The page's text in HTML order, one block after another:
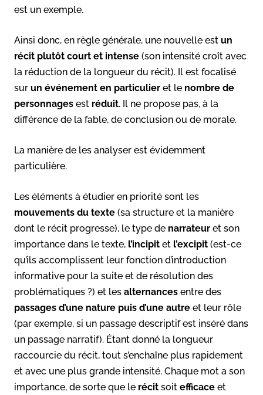
est un exemple.
Ainsi donc, en règle générale, une nouvelle est un
récit plutôt court et intense (son intensité croît avec
la réduction de la longueur du récit). Il est focalisé
sur un événement en particulier et le nombre de
personnages est réduit. Il ne propose pas, à la
différence de la fable, de conclusion ou de morale.
La manière de les analyser est évidemment
particulière.
Les éléments à étudier en priorité sont les
mouvements du texte (sa structure et la manière
dont le récit progresse), le type de narrateur et son
importance dans le texte, l’incipit et l’excipit (est-ce
qu’ils accomplissent leur fonction d’introduction
informative pour la suite et de résolution des
problématiques ?) et les alternances entre des
passages d’une nature puis d’une autre et leur rôle
(par exemple, si un passage descriptif est inséré dans
un passage narratif). Étant donné la longueur
raccourcie du récit, tout s’enchaîne plus rapidement
et avec une plus grande intensité. Chaque mot a son
importance, de sorte que le récit soit efficace et